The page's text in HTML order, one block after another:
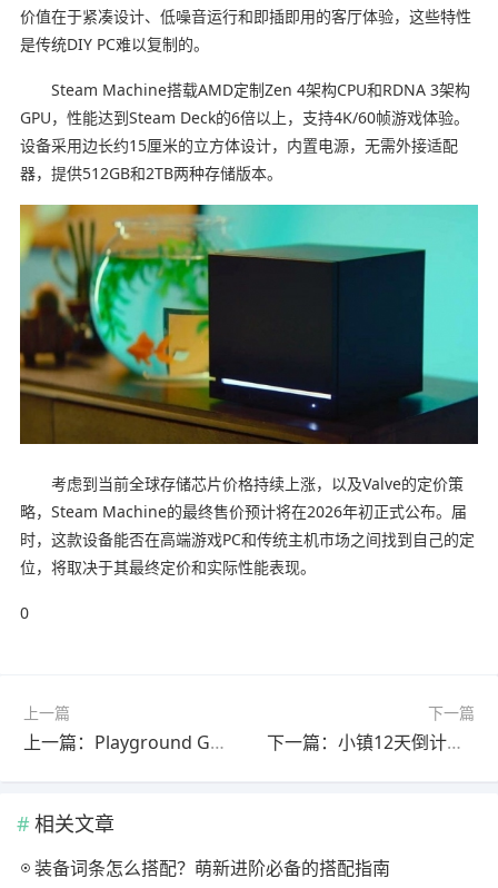
价值在于紧凑设计、低噪音运行和即插即用的客厅体验，这些特性
是传统DIY PC难以复制的。
Steam Machine搭载AMD定制Zen 4架构CPU和RDNA 3架构
GPU，性能达到Steam Deck的6倍以上，支持4K/60帧游戏体验。
设备采用边长约15厘米的立方体设计，内置电源，无需外接适配
器，提供512GB和2TB两种存储版本。
考虑到当前全球存储芯片价格持续上涨，以及Valve的定价策
略，Steam Machine的最终售价预计将在2026年初正式公布。届
时，这款设备能否在高端游戏PC和传统主机市场之间找到自己的定
位，将取决于其最终定价和实际性能表现。
0
上一篇
上一篇：Playground Games竟藏第三个神秘项目，新工作室的真正使命曝光
下一篇
下一篇：小镇12天倒计时，87%好评的恐怖游戏竟然藏着永生秘密
相关文章
装备词条怎么搭配？萌新进阶必备的搭配指南